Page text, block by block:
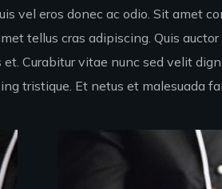
vel eros donec ac odio. Sit amet
tellus cras adipiscing. Quis
Curabitur vitae nunc sed velit
tristique. Et netus et malesuada